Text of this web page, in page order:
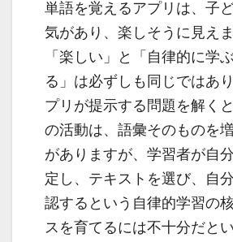
単語を覚えるアプリは、子
気があり、楽しそうに見え
「楽しい」と「自律的に学
る」は必ずしも同じではあ
プリが提示する問題を解く
の活動は、語彙そのものを
がありますが、学習者が自
定し、テキストを選び、自
認するという自律的学習の
スを育てるには不十分だと